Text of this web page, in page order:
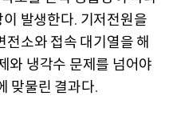
발생한다. 기저전원을
전소와 접속 대기열을 해
와 냉각수 문제를 넘어야
맞물린 결과다.